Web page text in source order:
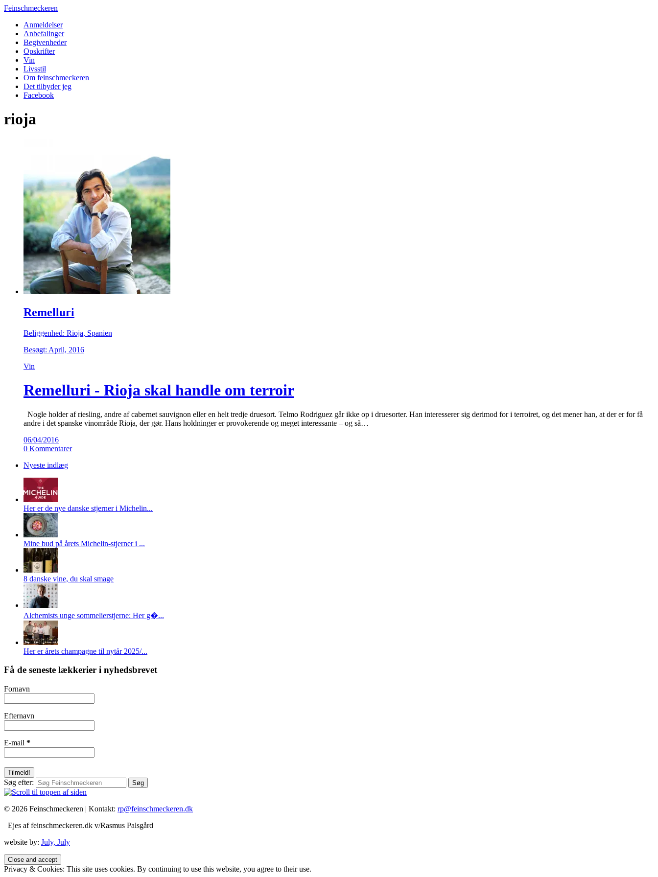
Feinschmeckeren
Anmeldelser
Anbefalinger
Begivenheder
Opskrifter
Vin
Livsstil
Om feinschmeckeren
Det tilbyder jeg
Facebook
rioja
Remelluri
Beliggenhed: Rioja, Spanien
Besøgt: April, 2016
Vin
Remelluri - Rioja skal handle om terroir
Nogle holder af riesling, andre af cabernet sauvignon eller en helt tredje druesort. Telmo Rodriguez går ikke op i druesorter. Han interesserer sig derimod for i terroiret, og det mener han, at der er for få
andre i det spanske vinområde Rioja, der gør. Hans holdninger er provokerende og meget interessante – og så…
06/04/2016
0 Kommentarer
Nyeste indlæg
Her er de nye danske stjerner i Michelin...
Mine bud på årets Michelin-stjerner i ...
8 danske vine, du skal smage
Alchemists unge sommelierstjerne: Her g�...
Her er årets champagne til nytår 2025/...
Få de seneste lækkerier i nyhedsbrevet
Fornavn
Efternavn
E-mail *
Søg efter:
© 2026 Feinschmeckeren | Kontakt: rp@feinschmeckeren.dk
Ejes af feinschmeckeren.dk v/Rasmus Palsgård
website by: July, July
Privacy & Cookies: This site uses cookies. By continuing to use this website, you agree to their use.